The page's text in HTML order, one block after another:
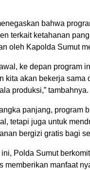
bahwa
terkait ketahanan
oleh Kapolda Sumut
ke depan program
kita akan bekerja sama
produksi,” tambahnya.
panjang, program
tetapi juga untuk
bergizi gratis bagi
Polda Sumut
memberikan manfaat